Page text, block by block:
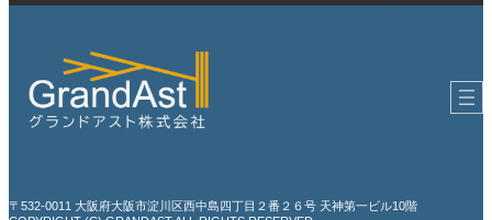
〒532-0011 大阪府大阪市淀川区西中島四丁目２番２６号 天神第一ビル10階